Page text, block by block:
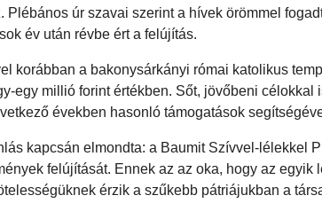
úr szavai szerint a hívek örömmel
év után révbe ért a felújítás.
korábban a bakonysárkányi római katolikus
egy millió forint értékben. Sőt, jövőbeni célokkal
években hasonló támogatások
kapcsán elmondta: a Baumit Szívvel-lélekkel
felújítását. Ennek az az oka, hogy az egyik
érzik a szűkebb pátriájukban a